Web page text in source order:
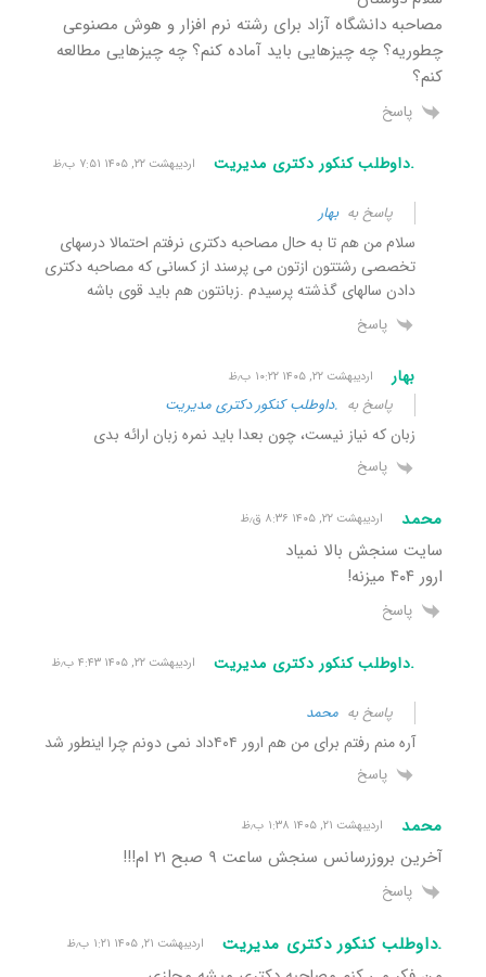
مصاحبه دانشگاه آزاد برای رشته نرم افزار و هوش مصنوعی
چطوریه؟ چه چیزهایی باید آماده کنم؟ چه چیزهایی مطالعه
کنم؟
پاسخ
.داوطلب کنکور دکتری مدیریت اردیبهشت ۲۲, ۱۴۰۵ ۷:۵۱ ب٫ظ
پاسخ بهبهار
سلام من هم تا به حال مصاحبه دکتری نرفتم احتمالا درسهای
تخصصی رشتتون ازتون می پرسند از کسانی که مصاحبه دکتری
دادن سالهای گذشته پرسیدم .زبانتون هم باید قوی باشه
پاسخ
بهار اردیبهشت ۲۲, ۱۴۰۵ ۱۰:۲۲ ب٫ظ
پاسخ به .داوطلب کنکور دکتری مدیریت
زبان که نیاز نیست، چون بعدا باید نمره زبان ارائه بدی
پاسخ
محمد اردیبهشت ۲۲, ۱۴۰۵ ۸:۳۶ ق٫ظ
سایت سنجش بالا نمیاد
ارور ۴۰۴ میزنه!
پاسخ
.داوطلب کنکور دکتری مدیریت اردیبهشت ۲۲, ۱۴۰۵ ۴:۴۳ ب٫ظ
پاسخ به محمد
آره منم رفتم برای من هم ارور ۴۰۴داد نمی دونم چرا اینطور شد
پاسخ
محمد اردیبهشت ۲۱, ۱۴۰۵ ۱:۳۸ ب٫ظ
آخرین بروزرسانس سنجش ساعت ۹ صبح ۲۱ ام!!!
پاسخ
.داوطلب کنکور دکتری مدیریت اردیبهشت ۲۱, ۱۴۰۵ ۱:۲۱ ب٫ظ